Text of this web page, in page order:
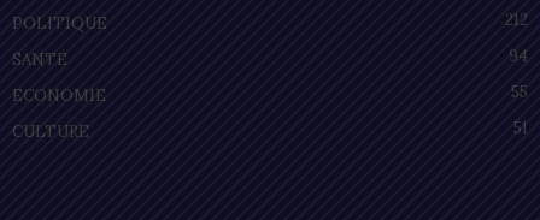
POLITIQUE
212
SANTÉ
94
ECONOMIE
55
CULTURE
51